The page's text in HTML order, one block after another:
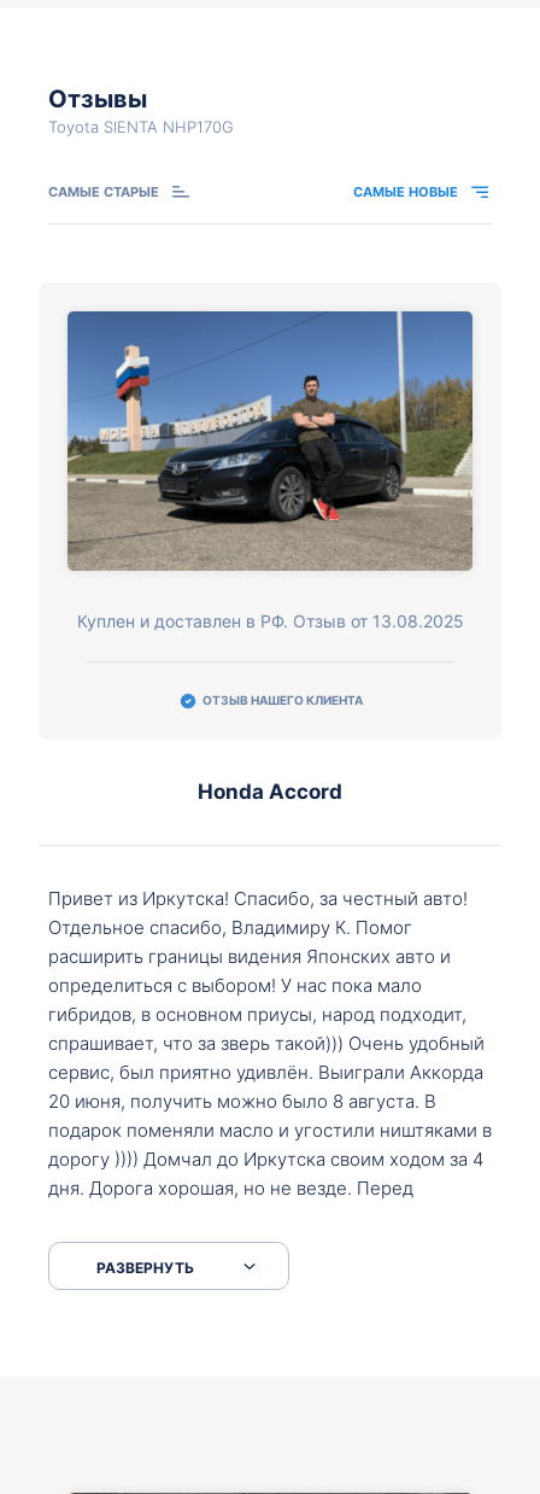
Отзывы
Toyota SIENTA NHP170G
САМЫЕ СТАРЫЕ САМЫЕ НОВЫЕ
Куплен и доставлен в РФ. Отзыв от 13.08.2025
ОТЗЫВ НАШЕГО КЛИЕНТА
Honda Accord
Привет из Иркутска! Спасибо, за честный авто!
Отдельное спасибо, Владимиру К. Помог
расширить границы видения Японских авто и
определиться с выбором! У нас пока мало
гибридов, в основном приусы, народ подходит,
спрашивает, что за зверь такой))) Очень удобный
сервис, был приятно удивлён. Выиграли Аккорда
20 июня, получить можно было 8 августа. В
подарок поменяли масло и угостили ништяками в
дорогу )))) Домчал до Иркутска своим ходом за 4
дня. Дорога хорошая, но не везде. Перед
серпантинах по пути следования.
РАЗВЕРНУТЬ